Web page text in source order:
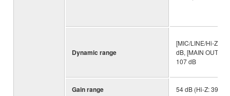
Dynamic range
[MIC/LINE/Hi-Z]
dB, [MAIN
107 dB
Gain range 54 dB (Hi-Z: 39.5